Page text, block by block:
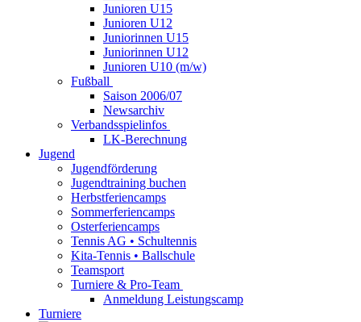
Junioren U15
Junioren U12
Juniorinnen U15
Juniorinnen U12
Junioren U10 (m/w)
Fußball
Saison 2006/07
Newsarchiv
Verbandsspielinfos
LK-Berechnung
Jugend
Jugendförderung
Jugendtraining buchen
Herbstferiencamps
Sommerferiencamps
Osterferiencamps
Tennis AG • Schultennis
Kita-Tennis • Ballschule
Teamsport
Turniere & Pro-Team
Anmeldung Leistungscamp
Turniere